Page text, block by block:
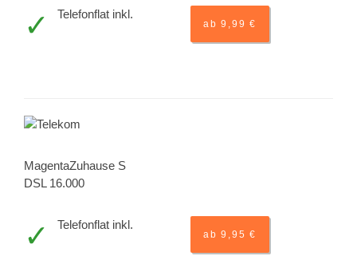
Telefonflat inkl.
ab 9,99 €
MagentaZuhause S
DSL 16.000
Telefonflat inkl.
ab 9,95 €